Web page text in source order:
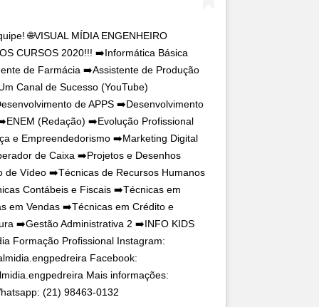
PDT
🌐VISUAL MÍDIA ENGENHEIRO
CURSOS 2020!!! ➡️Informática Básica
de Farmácia ➡️Assistente de Produção
Canal de Sucesso (YouTube)
de APPS ➡️Desenvolvimento
(Redação) ➡️Evolução Profissional
e Empreendedorismo ➡️Marketing Digital
de Caixa ➡️Projetos e Desenhos
de Vídeo ➡️Técnicas de Recursos Humanos
Contábeis e Fiscais ➡️Técnicas em
em Vendas ➡️Técnicas em Crédito e
➡️Gestão Administrativa 2 ➡️INFO KIDS
Formação Profissional Instagram:
Facebook:
Mais informações:
(21) 98463-0132